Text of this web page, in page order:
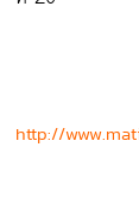
http://